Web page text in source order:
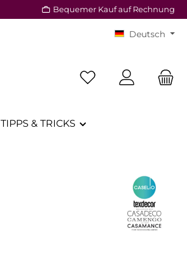
Bequemer Kauf auf Rechnung
Deutsch
Du hast 0 Produkte
TIPPS & TRICKS